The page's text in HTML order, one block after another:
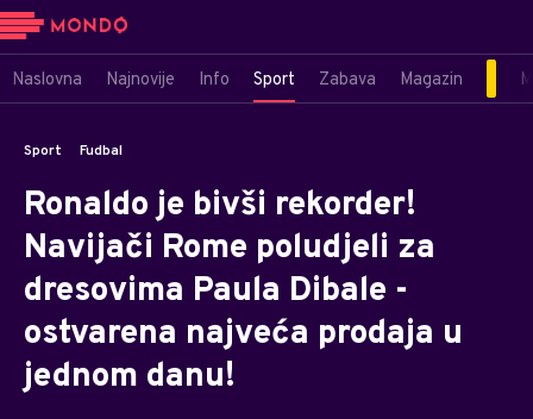
Naslovna Najnovije Info Sport Zabava Magazin
Sport Fudbal
Ronaldo je bivši rekorder!
Navijači Rome poludjeli za
dresovima Paula Dibale -
ostvarena najveća prodaja u
jednom danu!